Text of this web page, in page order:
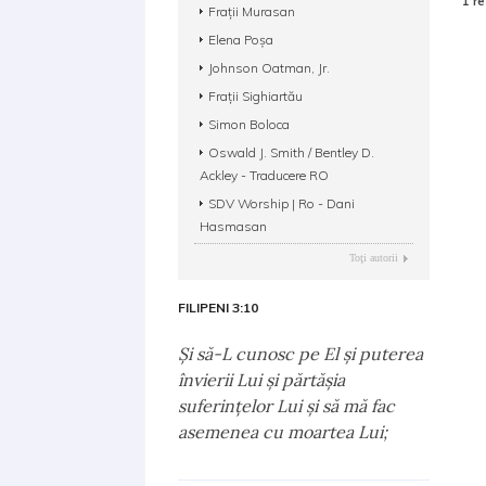
Fraţii Murasan
Elena Poșa
Johnson Oatman, Jr.
Frații Sighiartău
Simon Boloca
Oswald J. Smith / Bentley D.
Ackley - Traducere RO
SDV Worship | Ro - Dani
Hasmasan
Toţi autorii
FILIPENI 3:10
Şi să-L cunosc pe El şi puterea
învierii Lui şi părtăşia
suferinţelor Lui şi să mă fac
asemenea cu moartea Lui;